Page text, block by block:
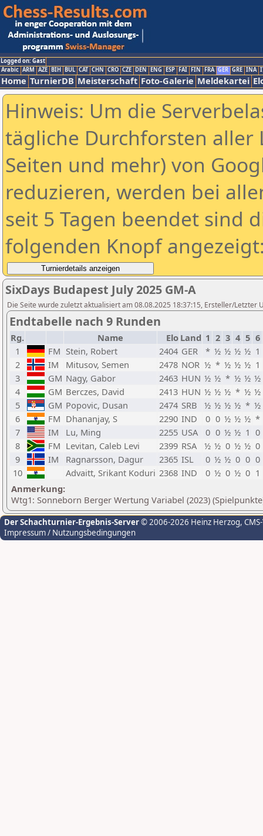
Logged on: Gast
Arabic ARM AZE BIH BUL CAT CHN CRO CZE DEN ENG ESP FAI FIN FRA GER GRE INA
Home TurnierDB Meisterschaft Foto-Galerie Meldekartei
Hinweis: Um die
tägliche Durchforsten aller
Seiten und mehr) von
reduzieren, werden bei
seit 5 Tagen beendet sind
folgenden Knopf
SixDays Budapest July 2025 GM-A
Die Seite wurde zuletzt aktualisiert am 08.08.2025 18:37:15, Ersteller/Letzter
Endtabelle nach 9 Runden
Rg. Name Elo Land 1 2 3 4 5 6
1
FM Stein, Robert 2404 GER * ½ ½ ½ ½ 1
2
IM Mitusov, Semen 2478 NOR ½ * ½ ½ ½ 1
3
GM Nagy, Gabor 2463 HUN ½ ½ * ½ ½ ½
4
GM Berczes, David 2413 HUN ½ ½ ½ * ½ ½
5
GM Popovic, Dusan 2474 SRB ½ ½ ½ ½ * ½
6
FM Dhananjay, S 2290 IND 0 0 ½ ½ ½ *
7
IM Lu, Ming 2255 USA 0 0 ½ ½ 1 0
8
FM Levitan, Caleb Levi 2399 RSA ½ ½ 0 ½ ½ 0
9
IM Ragnarsson, Dagur 2365 ISL 0 ½ ½ 0 0 0
10
Advaitt, Srikant Koduri 2368 IND 0 ½ 0 ½ 0 1
Anmerkung:
Wtg1: Sonneborn Berger Wertung Variabel (2023)
Der Schachturnier-Ergebnis-Server© 2006-2026 Heinz Herzog,
Impressum / Nutzungsbedingungen